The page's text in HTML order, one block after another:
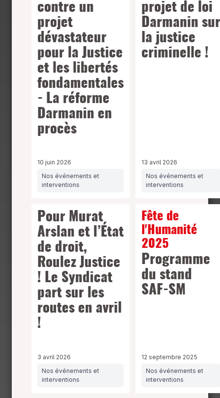
contre un
projet
dévastateur
pour la Justice
et les libertés
fondamentales
- La réforme
Darmanin en
procès
10 juin 2026
Nos événements et
interventions
projet de loi
Darmanin sur
la justice
criminelle !
13 avril 2026
Nos événements et
interventions
Pour Murat
Arslan et l’État
de droit,
Roulez Justice
! Le Syndicat
part sur les
routes en avril
!
3 avril 2026
Nos événements et
interventions
Fête de
l'Humanité
2025
Programme
du stand
SAF-SM
12 septembre 2025
Nos événements et
interventions